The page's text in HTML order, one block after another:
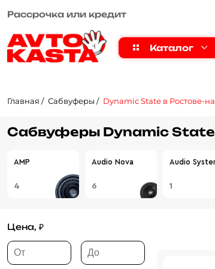
Рассрочка или кредит
Каталог
Главная Сабвуферы Dynamic State в Ростове-
Сабвуферы Dynamic State
AMP
4
Audio Nova
6
Audio
1
Цена, ₽